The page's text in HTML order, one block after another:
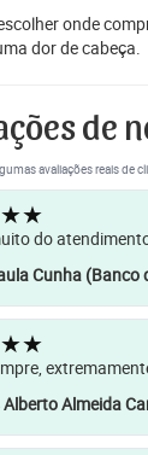
onde
dor de cabeça.
de
avaliações reais de
do
Cunha (Banco
Almeida